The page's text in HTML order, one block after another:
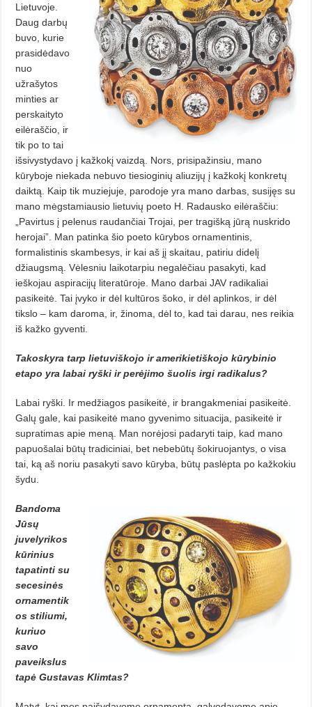
Lietuvoje.
Daug darbų
buvo, kurie
prasidėdavo
nuo
užrašytos
minties ar
perskaityto
eilėraščio, ir
tik po to tai
išsivystydavo į kažkokį vaizdą. Nors, prisipažinsiu, mano
kūryboje niekada nebuvo tiesioginių aliuzijų į kažkokį konkretų
daiktą. Kaip tik muziejuje, parodoje yra mano darbas, susijęs su
mano mėgstamiausio lietuvių poeto H. Radausko eilėraščiu:
„Pavirtus į pelenus raudančiai Trojai, per tragišką jūrą nuskrido
herojai”. Man patinka šio poeto kūrybos ornamentinis,
formalistinis skambesys, ir kai aš jį skaitau, patiriu didelį
džiaugsmą. Vėlesniu laikotarpiu negalėčiau pasakyti, kad
ieškojau aspiracijų literatūroje. Mano darbai JAV radikaliai
pasikeitė. Tai įvyko ir dėl kultūros šoko, ir dėl aplinkos, ir dėl
tikslo – kam daroma, ir, žinoma, dėl to, kad tai darau, nes reikia
iš kažko gyventi.
Takoskyra tarp lietuviškojo ir amerikietiškojo kūrybinio
etapo yra labai ryški ir perėjimo šuolis irgi radikalus?
Labai ryški. Ir medžiagos pasikeitė, ir brangakmeniai pasikeitė.
Galų gale, kai pasikeitė mano gyvenimo situacija, pasikeitė ir
supratimas apie meną. Man norėjosi padaryti taip, kad mano
papuošalai būtų tradiciniai, bet nebebūtų šokiruojantys, o visa
tai, ką aš noriu pasakyti savo kūryba, būtų paslėpta po kažkokiu
šydu.
Bandoma
Jūsų
juvelyrikos
kūrinius
tapatinti su
secesinės
ornamentik
os stiliumi,
kuriuo
savo
paveikslus
tapė Gustavas Klimtas?